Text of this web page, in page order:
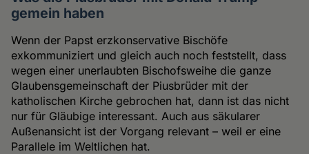
gemein haben
Wenn der Papst erzkonservative Bischöfe
exkommuniziert und gleich auch noch feststellt, dass
wegen einer unerlaubten Bischofsweihe die ganze
Glaubensgemeinschaft der Piusbrüder mit der
katholischen Kirche gebrochen hat, dann ist das nicht
nur für Gläubige interessant. Auch aus säkularer
Außenansicht ist der Vorgang relevant – weil er eine
Parallele im Weltlichen hat.